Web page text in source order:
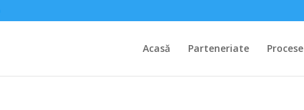
Acasă Parteneriate Procese